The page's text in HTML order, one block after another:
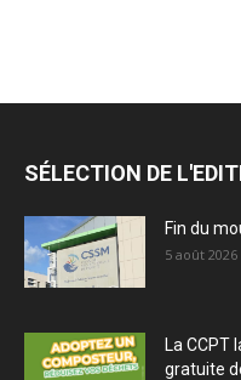
SÉLECTION DE
Fin du
5 août 2026
La CCPT
gratuite